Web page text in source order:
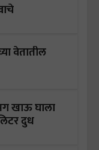
वेतातील
खाऊ घाला
दुध